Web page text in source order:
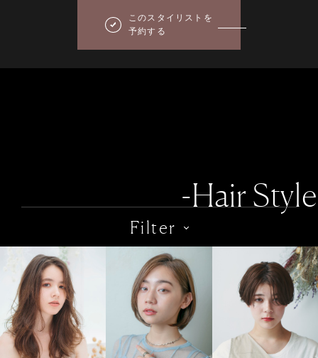
このスタイリストを
予約する
-Hair Style
Filter